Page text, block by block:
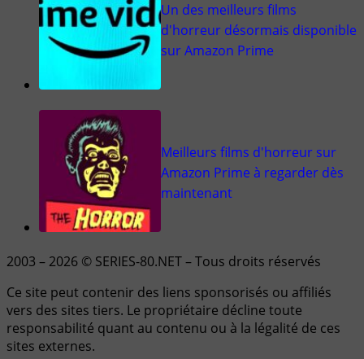
Un des meilleurs films
d'horreur désormais disponible
sur Amazon Prime
Meilleurs films d'horreur sur
Amazon Prime à regarder dès
maintenant
2003 – 2026 © SERIES-80.NET – Tous droits réservés
Ce site peut contenir des liens sponsorisés ou affiliés
vers des sites tiers. Le propriétaire décline toute
responsabilité quant au contenu ou à la légalité de ces
sites externes.